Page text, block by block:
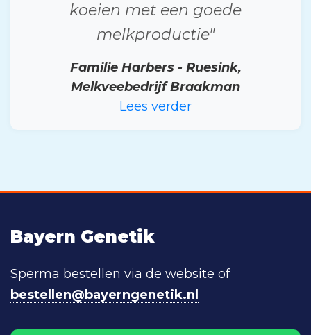
koeien met een goede
melkproductie"
Familie Harbers - Ruesink,
Melkveebedrijf Braakman
Lees verder
Bayern Genetik
Sperma bestellen via de website of
bestellen@bayerngenetik.nl